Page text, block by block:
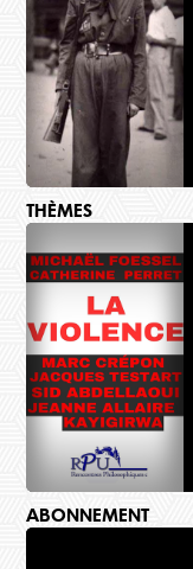
THÈMES
ABONNEMENT